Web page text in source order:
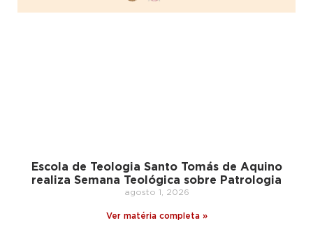
Escola de Teologia Santo Tomás de Aquino
realiza Semana Teológica sobre Patrologia
agosto 1, 2026
Ver matéria completa »